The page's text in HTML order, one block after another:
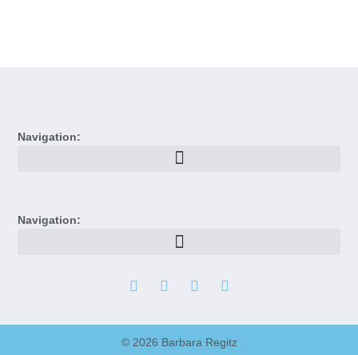
Navigation:
Navigation:
© 2026 Barbara Regitz